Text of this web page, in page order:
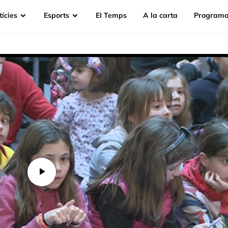
Esports EI Temps A la carta